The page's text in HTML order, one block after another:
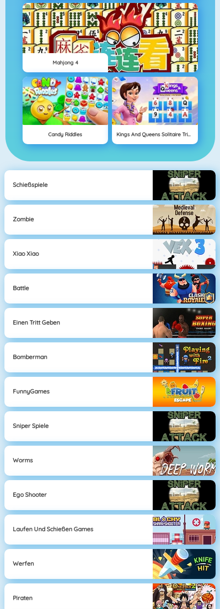
Mahjong 4
Candy Riddles Kings And Queens Solitaire Tripeaks
Schießspiele
Zombie
Xiao Xiao
Battle
Einen Tritt Geben
Bomberman
FunnyGames
Sniper Spiele
Worms
Ego Shooter
Laufen Und Schießen Games
Werfen
Piraten